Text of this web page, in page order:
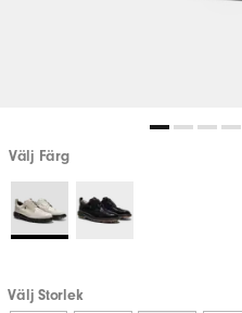
Välj Färg
Välj Storlek